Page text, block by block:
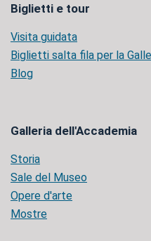
Biglietti e tour
Visita guidata
Biglietti salta fila per la
Blog
Galleria dell'Accademia
Storia
Sale del Museo
Opere d'arte
Mostre